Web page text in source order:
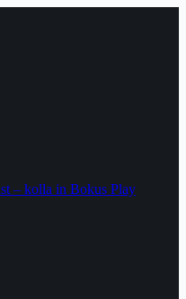
– kolla in Bokus Play